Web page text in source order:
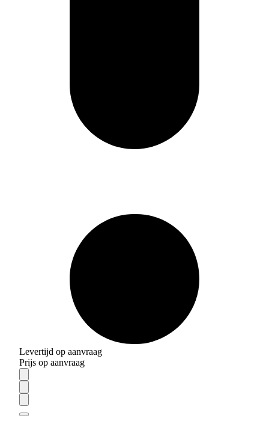
Levertijd op aanvraag
Prijs op aanvraag